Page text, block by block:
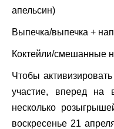
апельсин)
Выпечка/выпечка +
Коктейли/смешанные
Чтобы
участие, вперед на
несколько
воскресенье 21